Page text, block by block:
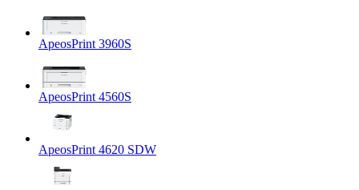
ApeosPrint 3960S
ApeosPrint 4560S
ApeosPrint 4620 SDW